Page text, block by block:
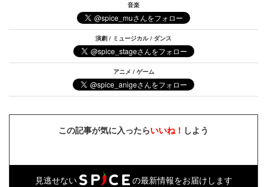
音楽
演劇 / ミュージカル / ダンス
アニメ / ゲーム
この記事が気に入ったらいいね！ しよう
見逃せない の最新情報をお届けします